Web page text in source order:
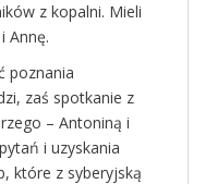
z kopalni. Mieli
Annę.
poznania
zaś spotkanie z
– Antoniną i
i uzyskania
które z syberyjską